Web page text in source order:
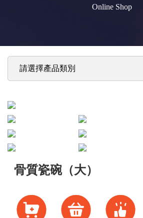
Online Shop
骨質瓷碗（大）